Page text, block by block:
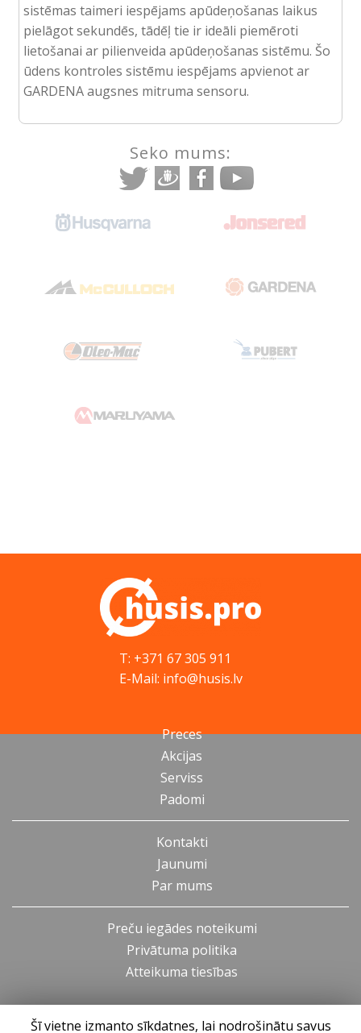
sistēmas taimeri iespējams apūdeņošanas laikus
pielāgot sekundēs, tādēļ tie ir ideāli piemēroti
lietošanai ar pilienveida apūdeņošanas sistēmu. Šo
ūdens kontroles sistēmu iespējams apvienot ar
GARDENA augsnes mitruma sensoru.
Seko mums:
T: +371 67 305 911
E-Mail: info@husis.lv
Preces
Akcijas
Serviss
Padomi
Kontakti
Jaunumi
Par mums
Preču iegādes noteikumi
Privātuma politika
Atteikuma tiesības
Šī vietne izmanto sīkdatnes, lai nodrošinātu savus